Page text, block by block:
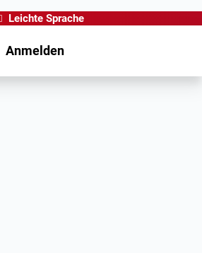
Leichte Sprache
Anmelden